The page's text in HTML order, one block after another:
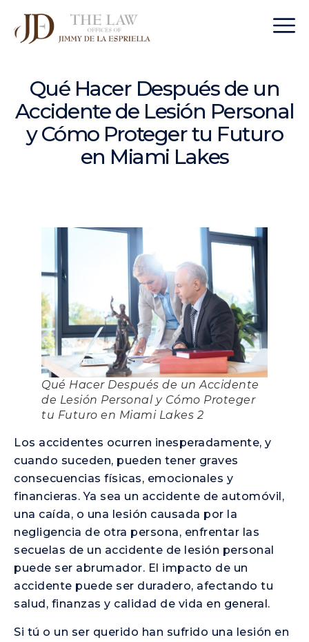
Qué Hacer Después de un
Accidente de Lesión Personal
y Cómo Proteger tu Futuro
en Miami Lakes
Qué Hacer Después de un Accidente
de Lesión Personal y Cómo Proteger
tu Futuro en Miami Lakes 2
Los accidentes ocurren inesperadamente, y
cuando suceden, pueden tener graves
consecuencias físicas, emocionales y
financieras. Ya sea un accidente de automóvil,
una caída, o una lesión causada por la
negligencia de otra persona, enfrentar las
secuelas de un accidente de lesión personal
puede ser abrumador. El impacto de un
accidente puede ser duradero, afectando tu
salud, finanzas y calidad de vida en general.
Si tú o un ser querido han sufrido una lesión en